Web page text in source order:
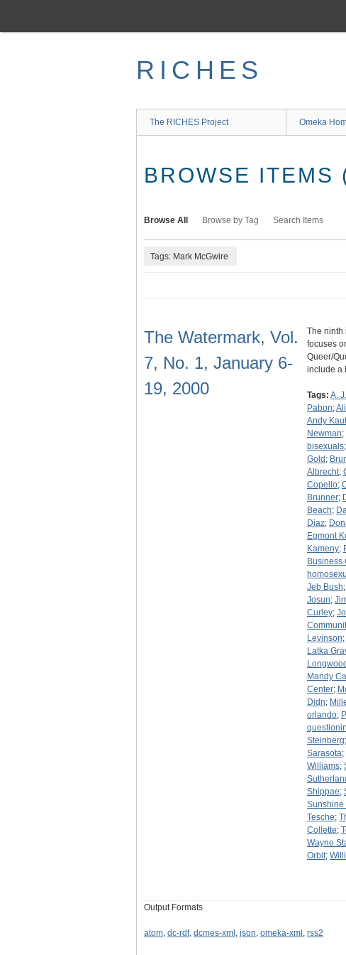
main
RICHES
The RICHES Project Omeka
BROWSE ITEMS
Browse All Browse by Tag Search Items
Tags: Mark McGwire
The Watermark, Vol.
7, No. 1, January 6-
19, 2000
The ninth
focuses
Queer/
include a
Tags: A.
Pabon;
Andy
Newman;
bisexuals;
Gold ;
Albrecht;
Copello;
Brunner;
Beach;
Diaz;
Egmont
Kameny;
Business
Jeb Bush;
Josun;
Curley;
Levinson;
Latka
Longwood
Mandy
Center;
Didn;
orlando;
Steinberg;
Sarasota;
Williams;
Shippae;
Sunshine
Tesche;
Collette;
Wayne
Orbit;
Output Formats
atom, dc-rdf, dcmes-xml , json, omeka-xml , rss2